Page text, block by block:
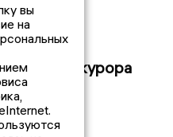
прокурора
вы
на